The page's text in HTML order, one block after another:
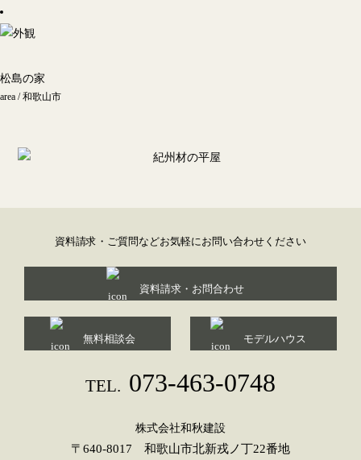
松島の家
area / 和歌山市
資料請求・ご質問などお気軽にお問い合わせください
資料請求・お問合わせ
無料相談会 モデルハウス
TEL. 073-463-0748
株式会社和秋建設
〒640-8017 和歌山市北新戎ノ丁22番地